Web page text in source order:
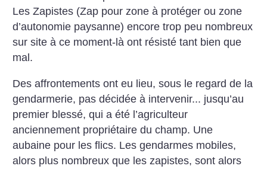
Les Zapistes (Zap pour zone à protéger ou zone
d’autonomie paysanne) encore trop peu nombreux
sur site à ce moment-là ont résisté tant bien que
mal.
Des affrontements ont eu lieu, sous le regard de la
gendarmerie, pas décidée à intervenir... jusqu’au
premier blessé, qui a été l’agriculteur
anciennement propriétaire du champ. Une
aubaine pour les flics. Les gendarmes mobiles,
alors plus nombreux que les zapistes, sont alors